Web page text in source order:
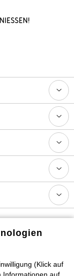
Service- &
(Klick auf